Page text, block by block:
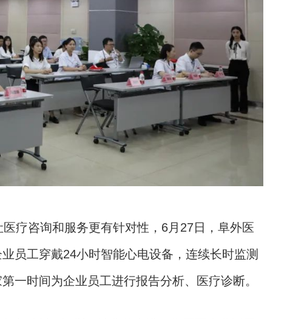
咨询和服务更有针对性，6月27日，阜外医
员工穿戴24小时智能心电设备，连续长时监测
一时间为企业员工进行报告分析、医疗诊断。